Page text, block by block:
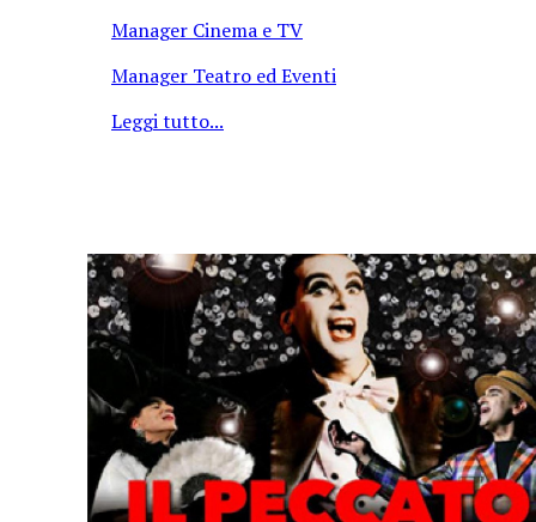
Manager Cinema e TV
Manager Teatro ed Eventi
Leggi tutto...